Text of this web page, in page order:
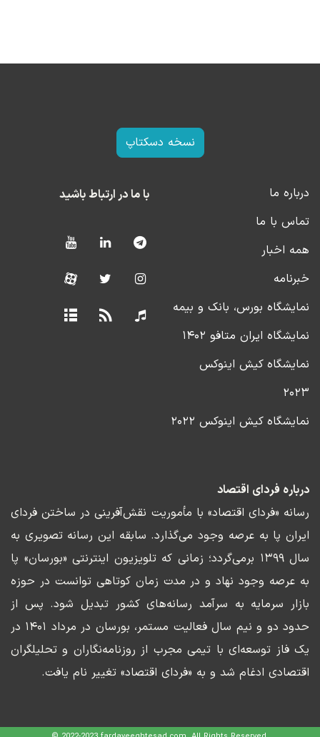
نسخه دسکتاپ
درباره ما
تماس با ما
همه اخبار
خبرنامه
نمایشگاه بورس، بانک و بیمه
نمایشگاه ایران متافو ۱۴۰۲
نمایشگاه کیش اینوکس
۲۰۲۳
نمایشگاه کیش اینوکس ۲۰۲۲
با ما در ارتباط باشید
درباره فردای اقتصاد
رسانه «فردای اقتصاد» با مأموریت نقش‌آفرینی در ساختن فردای
ایران پا به عرصه وجود می‌گذارد. سابقه این رسانه تصویری به
سال ۱۳۹۹ برمی‌گردد؛ زمانی که تلویزیون اینترنتی «بورسان» پا
به عرصه وجود نهاد و در مدت زمان کوتاهی توانست در حوزه
بازار سرمایه به سرآمد رسانه‌های کشور تبدیل شود. پس از
حدود دو و نیم سال فعالیت مستمر، بورسان در مرداد ۱۴۰۱ در
یک فاز توسعه‌ای با تیمی مجرب از روزنامه‌نگاران و تحلیلگران
اقتصادی ادغام شد و به «فردای اقتصاد» تغییر نام یافت.